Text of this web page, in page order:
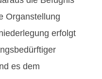
Organstellung
erfolgt
es dem